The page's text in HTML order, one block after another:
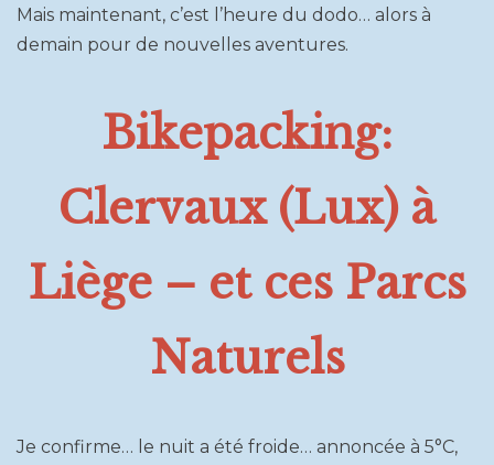
Mais maintenant, c’est l’heure du dodo… alors à
demain pour de nouvelles aventures.
Bikepacking:
Clervaux (Lux) à
Liège – et ces Parcs
Naturels
Je confirme… le nuit a été froide… annoncée à 5°C,